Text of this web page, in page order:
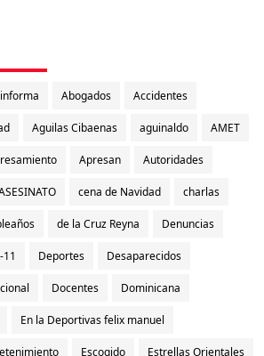
Abogados Accidentes
Aguilas Cibaenas aguinaldo AMET
Apresan Autoridades
cena de Navidad charlas
de la Cruz Reyna Denuncias
Deportes Desaparecidos
Docentes Dominicana
En la Deportivas felix manuel
Escogido Estrellas Orientales